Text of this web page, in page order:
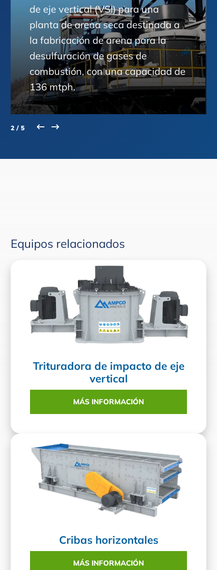
de eje vertical (VSI) para una
planta de arena seca destinada a
la fabricación de arena para la
desulfuración de gases de
combustión, con una capacidad de
136 mtph.
2 / 5
Equipos relacionados
Trituradora de impacto de eje
vertical
MÁS INFORMACIÓN
Cribas horizontales
MÁS INFORMACIÓN